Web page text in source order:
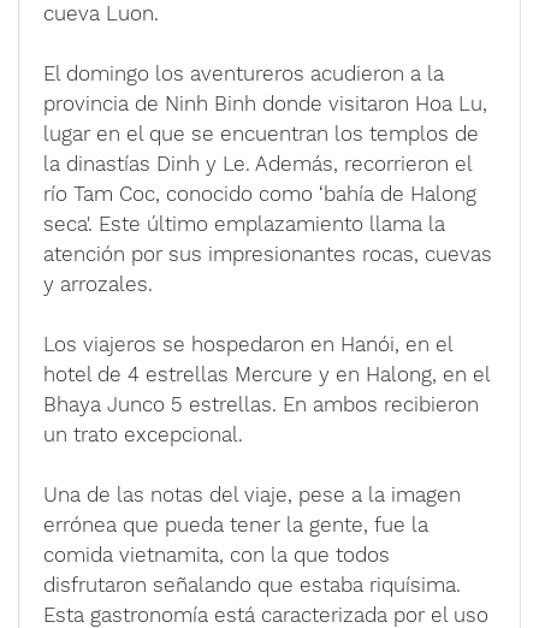
cueva Luon.
El domingo los aventureros acudieron a la
provincia de Ninh Binh donde visitaron Hoa Lu,
lugar en el que se encuentran los templos de
la dinastías Dinh y Le. Además, recorrieron el
río Tam Coc, conocido como ‘bahía de Halong
seca'. Este último emplazamiento llama la
atención por sus impresionantes rocas, cuevas
y arrozales.
Los viajeros se hospedaron en Hanói, en el
hotel de 4 estrellas Mercure y en Halong, en el
Bhaya Junco 5 estrellas. En ambos recibieron
un trato excepcional.
Una de las notas del viaje, pese a la imagen
errónea que pueda tener la gente, fue la
comida vietnamita, con la que todos
disfrutaron señalando que estaba riquísima.
Esta gastronomía está caracterizada por el uso